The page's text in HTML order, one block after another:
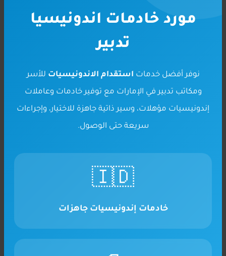
مورد خادمات اندونيسيا
تدبير
نوفر أفضل خدمات استقدام الاندونيسيات للأسر
ومكاتب تدبير في الإمارات مع توفير خادمات وعاملات
إندونيسيات مؤهلات، وسير ذاتية جاهزة للاختيار، وإجراءات
سريعة حتى الوصول.
🇮🇩
خادمات إندونيسيات جاهزات